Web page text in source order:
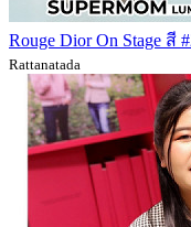
Rouge Dior On Stage สี
Rattanatada